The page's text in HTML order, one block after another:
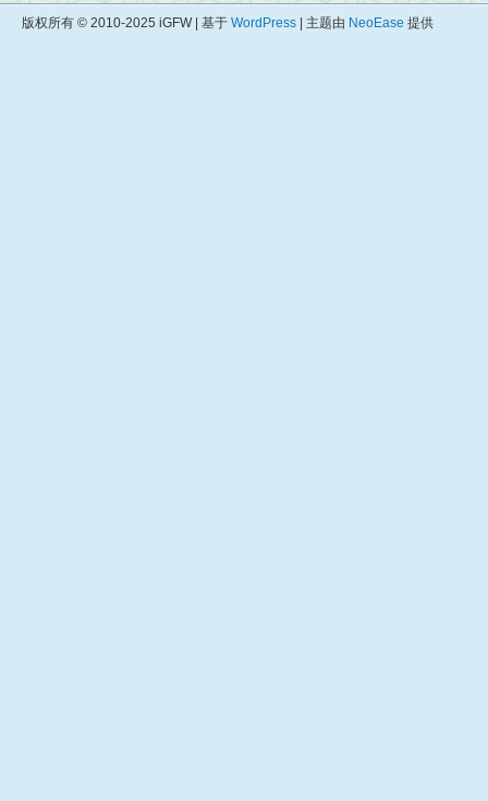
版权所有 © 2010-2025 iGFW | 基于 WordPress | 主题由 NeoEase 提供